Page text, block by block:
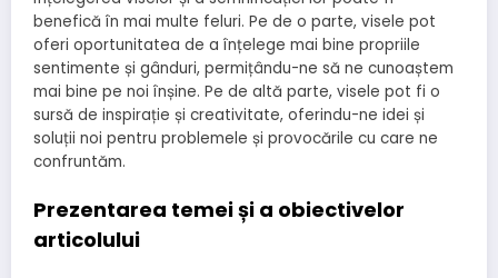
benefică în mai multe feluri. Pe de o parte, visele pot
oferi oportunitatea de a înțelege mai bine propriile
sentimente și gânduri, permițându-ne să ne cunoaștem
mai bine pe noi înșine. Pe de altă parte, visele pot fi o
sursă de inspirație și creativitate, oferindu-ne idei și
soluții noi pentru problemele și provocările cu care ne
confruntăm.
Prezentarea temei și a obiectivelor
articolului